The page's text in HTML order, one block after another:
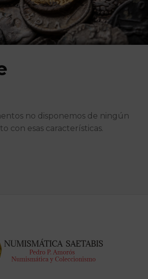
no disponemos de ningún
con esas características.